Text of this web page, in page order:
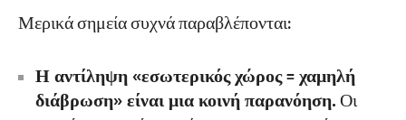
Μερικά σημεία συχνά παραβλέπονται:
Η αντίληψη «εσωτερικός χώρος = χαμηλή
διάβρωση» είναι μια κοινή παρανόηση.Οι